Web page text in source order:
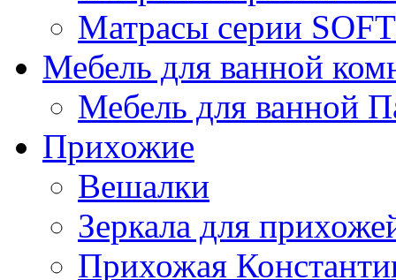
Матрасы серии SOFT
Мебель для ванной
Мебель для ванной
Прихожие
Вешалки
Зеркала для
Прихожая